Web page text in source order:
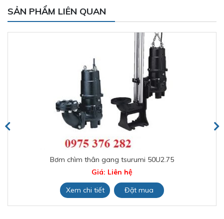
SẢN PHẨM LIÊN QUAN
Bơm chìm thân gang tsurumi 50U2.75
Giá: Liên hệ
Xem chi tiết
Đặt mua